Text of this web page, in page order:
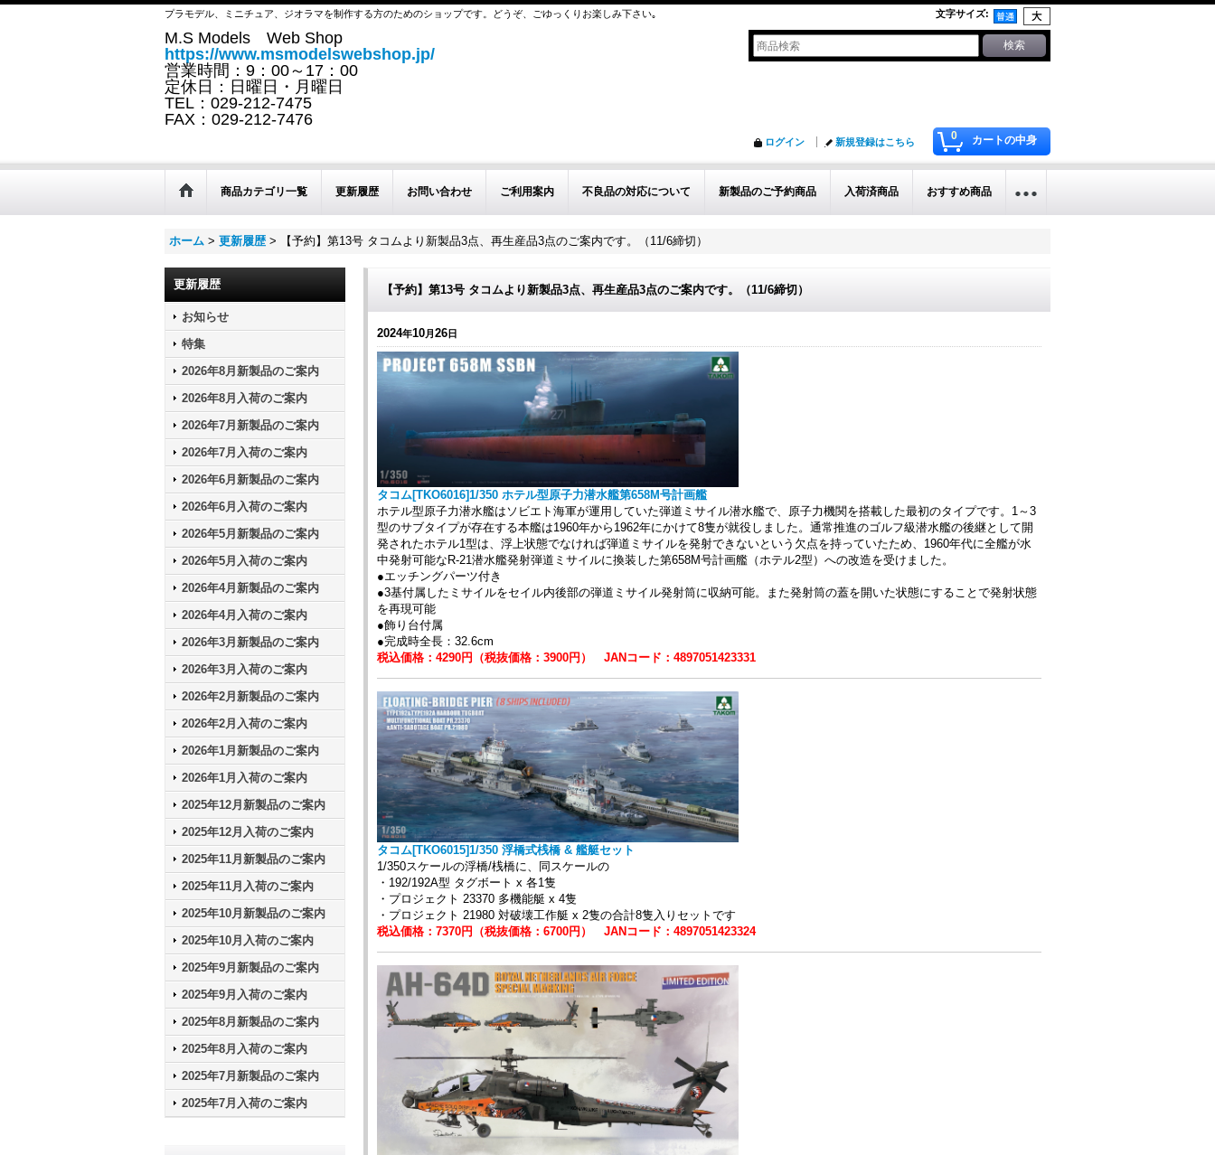
プラモデル、ミニチュア、ジオラマを制作する方のためのショップです。どうぞ、ごゆっくりお楽しみ下さい｡ 文字サイズ:
M.S Models Web Shop
https://www.msmodelswebshop.jp/
営業時間：9：00～17：00
定休日：日曜日・月曜日
TEL：029-212-7475
FAX：029-212-7476
0 カートの中身
ログイン 新規登録はこちら
商品カテゴリ一覧 更新履歴 お問い合わせ ご利用案内 不良品の対応について 新製品のご予約商品 入荷済商品 おすすめ商品
ホーム > 更新履歴 > 【予約】第13号 タコムより新製品3点、再生産品3点のご案内です。（11/6締切）
更新履歴
お知らせ
特集
2026年8月新製品のご案内
2026年8月入荷のご案内
2026年7月新製品のご案内
2026年7月入荷のご案内
2026年6月新製品のご案内
2026年6月入荷のご案内
2026年5月新製品のご案内
2026年5月入荷のご案内
2026年4月新製品のご案内
2026年4月入荷のご案内
2026年3月新製品のご案内
2026年3月入荷のご案内
2026年2月新製品のご案内
2026年2月入荷のご案内
2026年1月新製品のご案内
2026年1月入荷のご案内
2025年12月新製品のご案内
2025年12月入荷のご案内
2025年11月新製品のご案内
2025年11月入荷のご案内
2025年10月新製品のご案内
2025年10月入荷のご案内
2025年9月新製品のご案内
2025年9月入荷のご案内
2025年8月新製品のご案内
2025年8月入荷のご案内
2025年7月新製品のご案内
2025年7月入荷のご案内
【予約】第13号 タコムより新製品3点、再生産品3点のご案内です。（11/6締切）
2024年10月26日
タコム[TKO6016]1/350 ホテル型原子力潜水艦第658M号計画艦
ホテル型原子力潜水艦はソビエト海軍が運用していた弾道ミサイル潜水艦で、原子力機関を搭載した最初のタイプです。1～3
型のサブタイプが存在する本艦は1960年から1962年にかけて8隻が就役しました。通常推進のゴルフ級潜水艦の後継として開
発されたホテル1型は、浮上状態でなければ弾道ミサイルを発射できないという欠点を持っていたため、1960年代に全艦が水
中発射可能なR-21潜水艦発射弾道ミサイルに換装した第658M号計画艦（ホテル2型）への改造を受けました。
●エッチングパーツ付き
●3基付属したミサイルをセイル内後部の弾道ミサイル発射筒に収納可能。また発射筒の蓋を開いた状態にすることで発射状態
を再現可能
●飾り台付属
●完成時全長：32.6cm
税込価格：4290円（税抜価格：3900円） JANコード：4897051423331
タコム[TKO6015]1/350 浮橋式桟橋 & 艦艇セット
1/350スケールの浮橋/桟橋に、同スケールの
・192/192A型 タグボート x 各1隻
・プロジェクト 23370 多機能艇 x 4隻
・プロジェクト 21980 対破壊工作艇 x 2隻の合計8隻入りセットです
税込価格：7370円（税抜価格：6700円） JANコード：4897051423324